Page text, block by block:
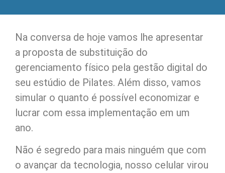
Na conversa de hoje vamos lhe apresentar
a proposta de substituição do
gerenciamento físico pela gestão digital do
seu estúdio de Pilates. Além disso, vamos
simular o quanto é possível economizar e
lucrar com essa implementação em um
ano.
Não é segredo para mais ninguém que com
o avançar da tecnologia, nosso celular virou